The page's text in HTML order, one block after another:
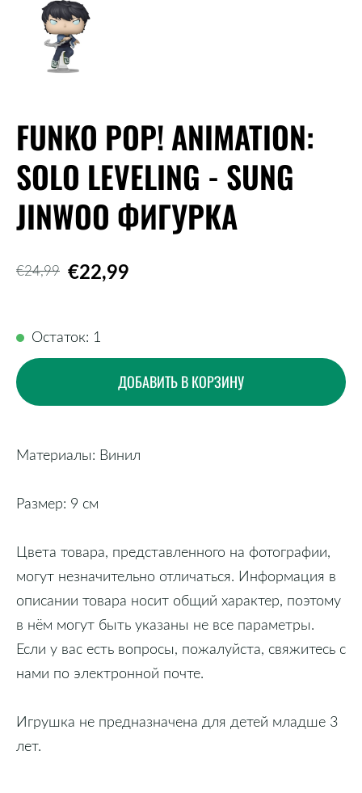
FUNKO POP! ANIMATION:
SOLO LEVELING - SUNG
JINWOO ФИГУРКА
€24,99 €22,99
Остаток: 1
ДОБАВИТЬ В КОРЗИНУ
Материалы: Винил
Размер: 9 см
Цвета товара, представленного на фотографии,
могут незначительно отличаться. Информация в
описании товара носит общий характер, поэтому
в нём могут быть указаны не все параметры.
Если у вас есть вопросы, пожалуйста, свяжитесь с
нами по электронной почте.
Игрушка не предназначена для детей младше 3
лет.